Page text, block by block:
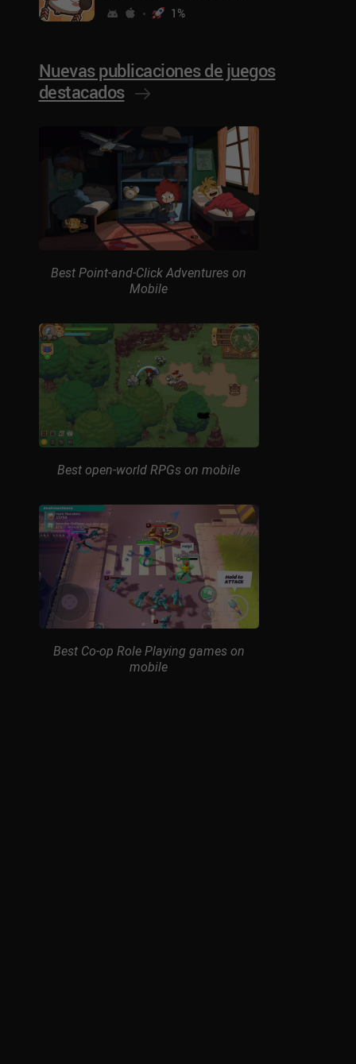
1%
Nuevas publicaciones de juegos
destacados
Best Point-and-Click Adventures on
Mobile
Best open-world RPGs on mobile
Best Co-op Role Playing games on
mobile